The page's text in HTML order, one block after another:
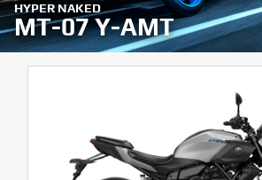
HYPER NAKED
MT-07 Y-AMT